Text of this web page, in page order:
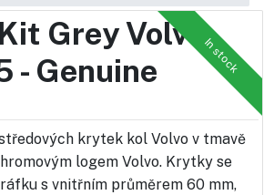
In stock
Grey Volvo
- Genuine
krytek kol Volvo v tmavě
logem Volvo. Krytky se
s vnitřním průměrem 60 mm,